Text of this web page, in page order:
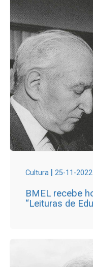
Cultura | 25-11-2022
BMEL recebe
“Leituras de